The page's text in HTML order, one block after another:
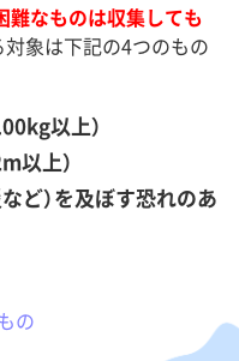
難なものは収集しても
象は下記の4つのもの
以上）
以上）
ど）を及ぼす恐れのあ
の